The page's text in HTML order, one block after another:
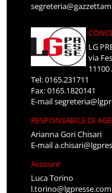
LG
via
11100
Tel: 0165.231711
Fax: 0165.1820141
E-mail
RESPONSABILE DI
Arianna Gori Chisari
E-mail
Account
Luca Torino
l.torino@lgpresse.com